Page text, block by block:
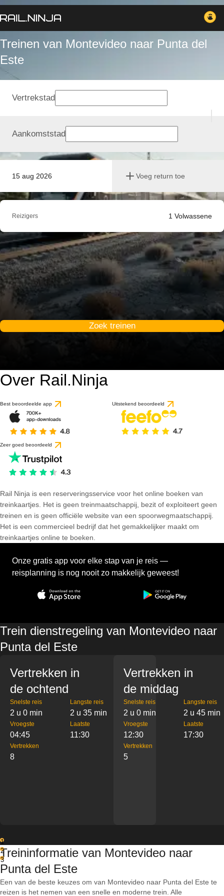
Treinen van Montevideo naar Punta del
Este
15 aug 2026 Voeg return toe
Vertrekstad
Aankomststad
Reizigers 1 Volwassene
Zoek treinen
Over Rail.Ninja
Best beoordeelde app Uitstekend beoordeeld
Zeer goed beoordeeld
Rail Ninja is een reserveringsservice voor het online boeken van
treinkaartjes. Het is geen treinmaatschappij, bezit of exploiteert geen
treinen en is geen officiële website van een spoorwegmaatschappij.
Het is een commercieel bedrijf dat het gemakkelijker maakt om
treinkaartjes online te boeken.
Onze gratis app voor elke stap van je reis —
reisplanning is nog nooit zo makkelijk geweest!
Trein dienstregeling van Montevideo naar
Punta del Este
Vertrekken in
de ochtend
Snelste reis
2 u 0 min
Langste reis
2 u 35 min
Vroegste
04:45
Laatste
11:30
Vertrekken
8
Vertrekken in
de middag
Snelste reis
2 u 0 min
Langste reis
2 u 45 min
Vroegste
12:30
Laatste
17:30
Vertrekken
5
1
2
3
Treininformatie van Montevideo naar
Punta del Este
Een van de beste keuzes om van Montevideo naar Punta del Este te
reizen is het nemen van een snelle en moderne trein. Alle